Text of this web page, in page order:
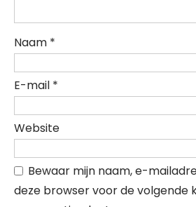
Naam *
E-mail *
Website
Bewaar mijn naam, e-
deze browser voor de volgende